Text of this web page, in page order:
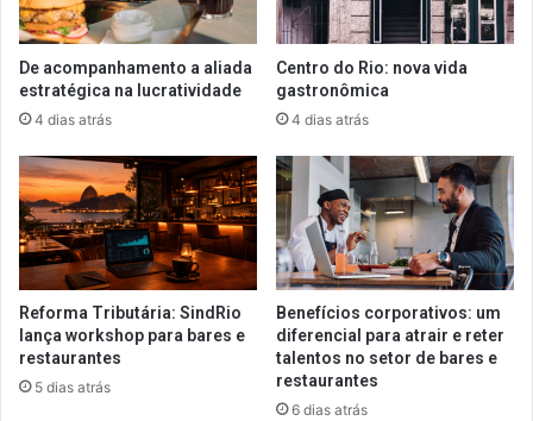
De acompanhamento a aliada
estratégica na lucratividade
4 dias atrás
Centro do Rio: nova vida
gastronômica
4 dias atrás
Reforma Tributária: SindRio
lança workshop para bares e
restaurantes
5 dias atrás
Benefícios corporativos: um
diferencial para atrair e reter
talentos no setor de bares e
restaurantes
6 dias atrás